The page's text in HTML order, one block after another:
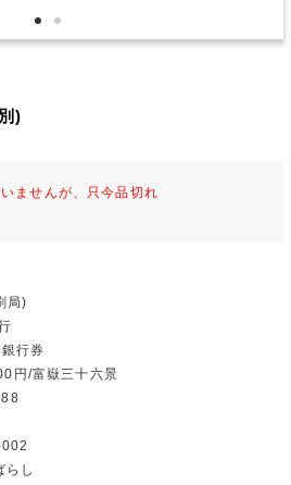
)
ませんが、只今品切れ
局)
行券
円/富嶽三十六景
らし